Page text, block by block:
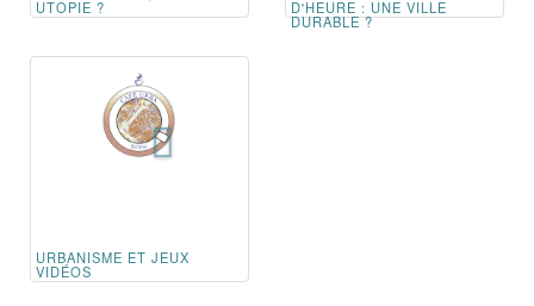
UTOPIE ? D'HEURE : UNE VILLE
DURABLE ?
URBANISME ET JEUX
VIDÉOS